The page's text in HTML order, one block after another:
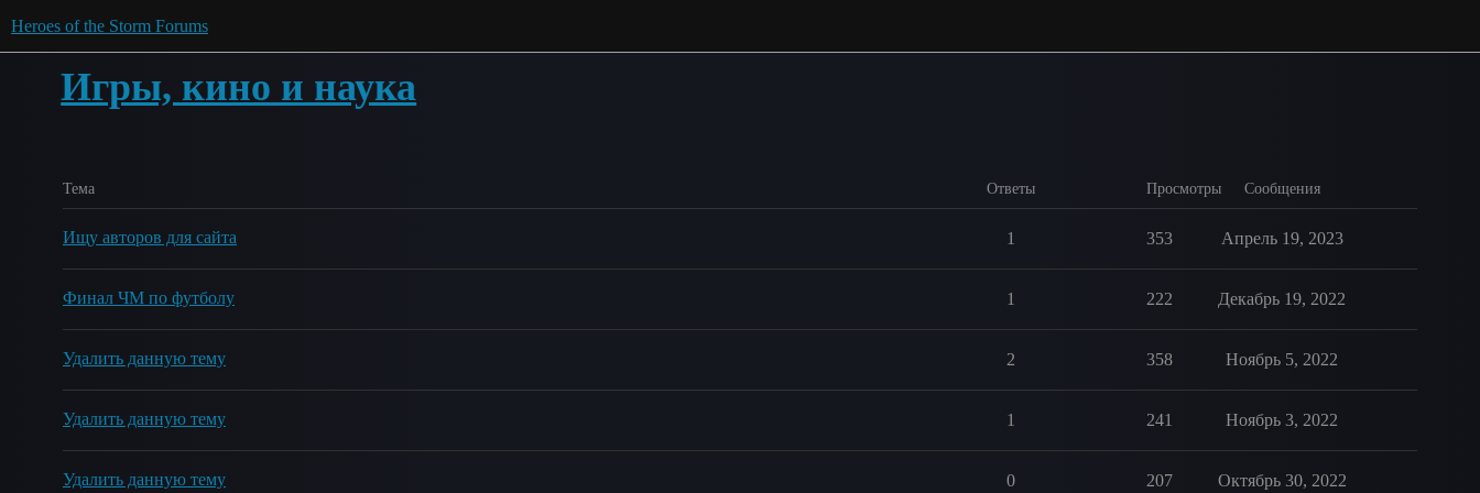
Heroes of the Storm Forums
Игры, кино и наука
Тема Ответы Просмотры Сообщения
Ищу авторов для сайта 1 353 Апрель 19, 2023
Финал ЧМ по футболу 1 222 Декабрь 19, 2022
Удалить данную тему 2 358 Ноябрь 5, 2022
Удалить данную тему 1 241 Ноябрь 3, 2022
Удалить данную тему 0 207 Октябрь 30, 2022